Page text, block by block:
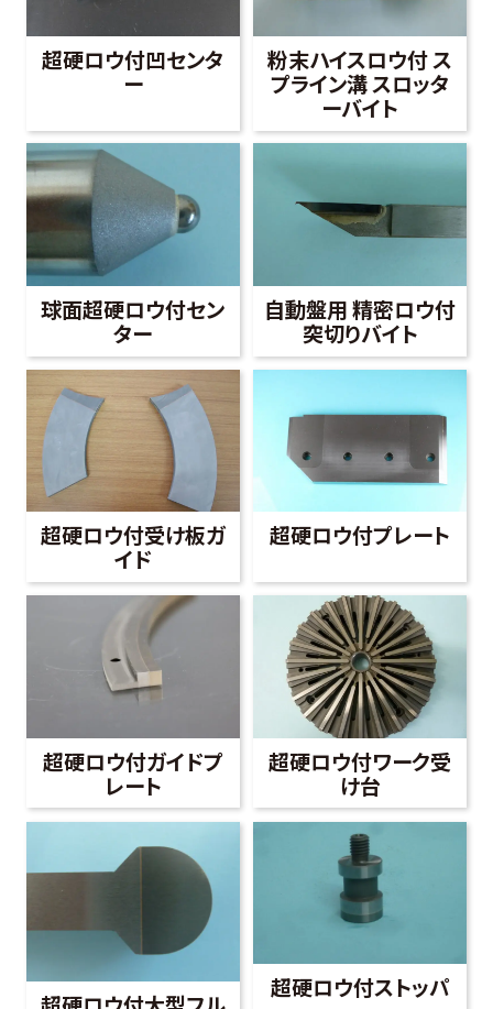
超硬ロウ付凹センタ
ー
粉末ハイスロウ付 ス
プライン溝 スロッタ
ーバイト
球面超硬ロウ付セン
ター
自動盤用 精密ロウ付
突切りバイト
超硬ロウ付受け板ガ
イド
超硬ロウ付プレート
超硬ロウ付ガイドプ
レート
超硬ロウ付ワーク受
け台
超硬ロウ付ストッパ